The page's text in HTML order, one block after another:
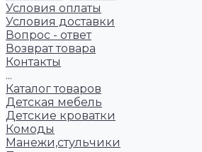
Условия оплаты
Условия доставки
Вопрос - ответ
Возврат товара
Контакты
...
Каталог товаров
Детская мебель
Детские кроватки
Комоды
Манежи,стульчики